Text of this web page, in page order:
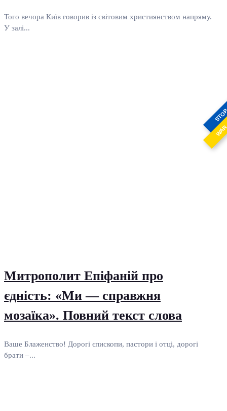
Того вечора Київ говорив із світовим християнством напряму.
У залі...
Митрополит Епіфаній про
єдність: «Ми — справжня
мозаїка». Повний текст слова
Ваше Блаженство! Дорогі єпископи, пастори і отці, дорогі
брати –...